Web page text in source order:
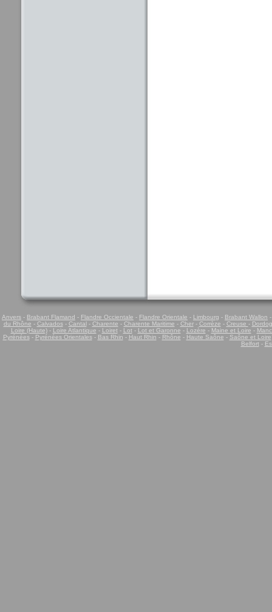
Anvers - Brabant Flamand - Flandre Occientale - Flandre Orientale - Limbourg - Brabant Wallon
du Rhône - Calvados- Cantal- Charente - Charente Maritime - Cher- Corrèze - Creuse -
Loire (Haute)- Loire Atlantique - Loiret- Lot- Lot et Garonne - Lozère - Maine et Loire -
Pyrénées- Pyrénées Orientales- Bas Rhin - Haut Rhin - Rhône - Haute Saône - Saône et Loire
Belfort-